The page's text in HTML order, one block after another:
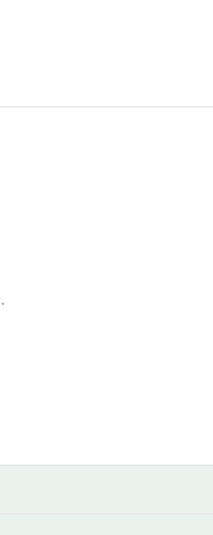
et
l'aménageur, pas de